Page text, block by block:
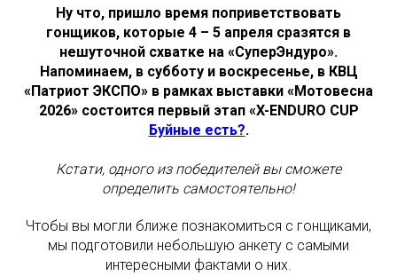
Ну что, пришло время поприветствовать
гонщиков, которые 4 – 5 апреля сразятся в
нешуточной схватке на «СуперЭндуро».
Напоминаем, в субботу и воскресенье, в КВЦ
«Патриот ЭКСПО» в рамках выставки «Мотовесна
2026» состоится первый этап «X-ENDURO CUP
Буйные есть?.
Кстати, одного из победителей вы сможете
определить самостоятельно!
Чтобы вы могли ближе познакомиться с гонщиками,
мы подготовили небольшую анкету с самыми
интересными фактами о них.